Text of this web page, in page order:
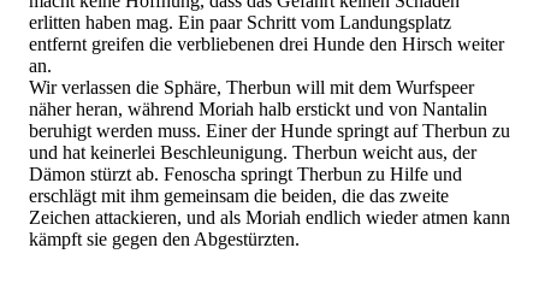
erlitten haben mag. Ein paar Schritt vom Landungsplatz
entfernt greifen die verbliebenen drei Hunde den Hirsch weiter
an.
Wir verlassen die Sphäre, Therbun will mit dem Wurfspeer
näher heran, während Moriah halb erstickt und von Nantalin
beruhigt werden muss. Einer der Hunde springt auf Therbun zu
und hat keinerlei Beschleunigung. Therbun weicht aus, der
Dämon stürzt ab. Fenoscha springt Therbun zu Hilfe und
erschlägt mit ihm gemeinsam die beiden, die das zweite
Zeichen attackieren, und als Moriah endlich wieder atmen kann
kämpft sie gegen den Abgestürzten.